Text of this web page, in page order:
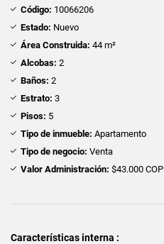
Código: 10066206
Estado: Nuevo
Área Construida: 44 m²
Alcobas: 2
Baños: 2
Estrato: 3
Pisos: 5
Tipo de inmueble: Apartamento
Tipo de negocio: Venta
Valor Administración: $43.000 COP
Características interna :